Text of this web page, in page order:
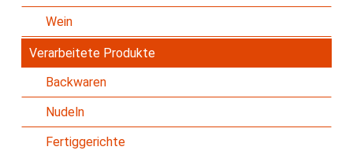
Wein
Verarbeitete Produkte
Backwaren
Nudeln
Fertiggerichte